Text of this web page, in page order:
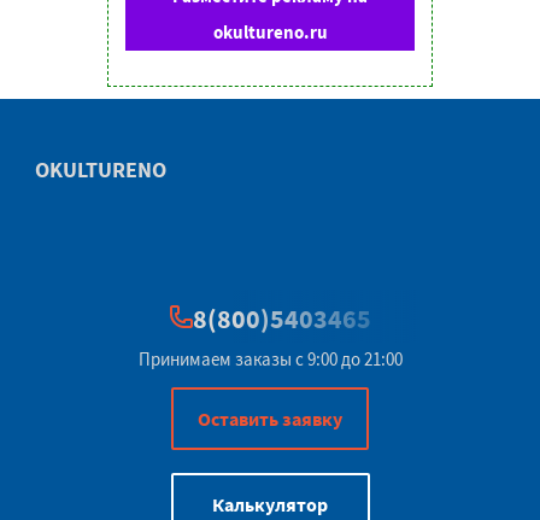
okultureno.ru
OKULTURENO
8(800)5403465
Принимаем заказы с 9:00 до 21:00
Оставить заявку
Калькулятор